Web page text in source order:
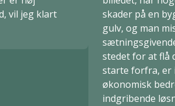
vil jeg klart
skader på en
gulv, og man
stedet for at flå
starte forfra, er
økonomisk
indgribende